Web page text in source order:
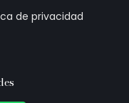
de privacidad